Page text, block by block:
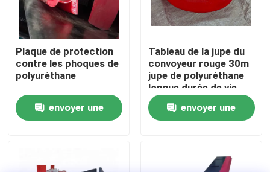
Contrôle de la qualité
Contact
Revêtement en céramique d'alumine
Plaque de protection
contre les phoques de
polyuréthane
envoyer une
Tableau de la jupe du
convoyeur rouge 30m
jupe de polyuréthane
longue durée de vie
envoyer une